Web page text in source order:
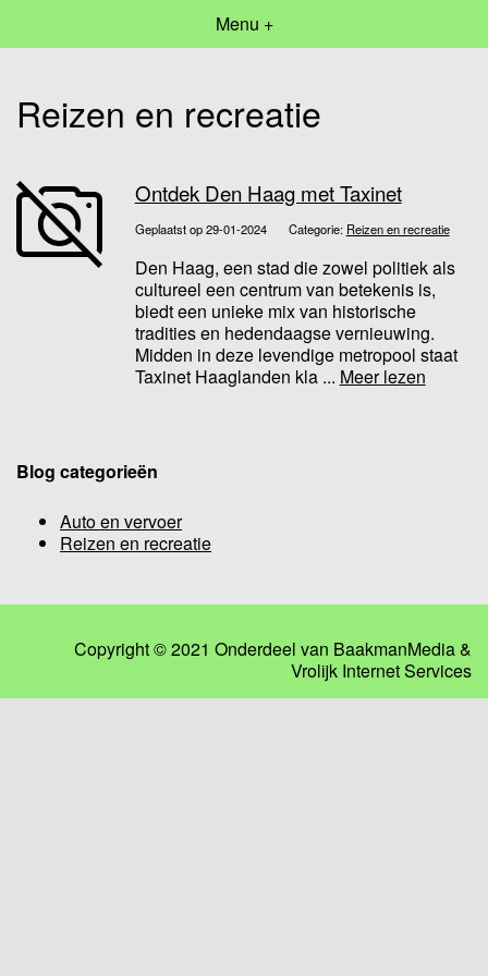
Menu +
Reizen en recreatie
Ontdek Den Haag met Taxinet
Geplaatst op 29-01-2024 Categorie: Reizen en recreatie
Den Haag, een stad die zowel politiek als
cultureel een centrum van betekenis is,
biedt een unieke mix van historische
tradities en hedendaagse vernieuwing.
Midden in deze levendige metropool staat
Taxinet Haaglanden kla ... Meer lezen
Blog categorieën
Auto en vervoer
Reizen en recreatie
Copyright © 2021 Onderdeel van BaakmanMedia&
Vrolijk Internet Services